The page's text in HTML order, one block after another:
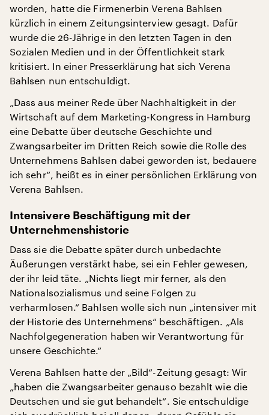
worden, hatte die Firmenerbin Verena Bahlsen
kürzlich in einem Zeitungsinterview gesagt. Dafür
wurde die 26-Jährige in den letzten Tagen in den
Sozialen Medien und in der Öffentlichkeit stark
kritisiert. In einer Presserklärung hat sich Verena
Bahlsen nun entschuldigt.
„Dass aus meiner Rede über Nachhaltigkeit in der
Wirtschaft auf dem Marketing-Kongress in Hamburg
eine Debatte über deutsche Geschichte und
Zwangsarbeiter im Dritten Reich sowie die Rolle des
Unternehmens Bahlsen dabei geworden ist, bedauere
ich sehr“, heißt es in einer persönlichen Erklärung von
Verena Bahlsen.
Intensivere Beschäftigung mit der
Unternehmenshistorie
Dass sie die Debatte später durch unbedachte
Äußerungen verstärkt habe, sei ein Fehler gewesen,
der ihr leid täte. „Nichts liegt mir ferner, als den
Nationalsozialismus und seine Folgen zu
verharmlosen.“ Bahlsen wolle sich nun „intensiver mit
der Historie des Unternehmens“ beschäftigen. „Als
Nachfolgegeneration haben wir Verantwortung für
unsere Geschichte.“
Verena Bahlsen hatte der „Bild“-Zeitung gesagt: Wir
„haben die Zwangsarbeiter genauso bezahlt wie die
Deutschen und sie gut behandelt“. Sie entschuldige